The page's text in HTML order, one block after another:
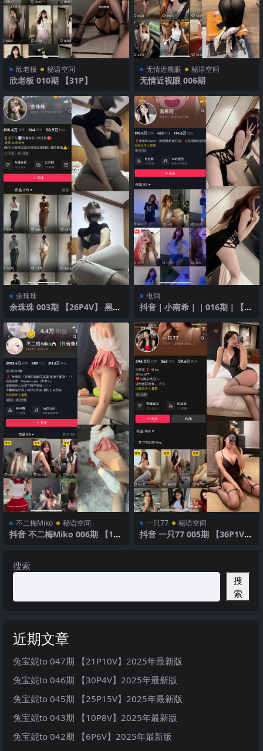
欣老板 秘语空间
欣老板 010期 【31P】
无情近视眼 秘语空间
无情近视眼 006期
余珠珠
余珠珠 003期 【26P4V】 黑色
电鸽
抖音｜小南希｜｜016期｜【5
不二梅Miko 秘语空间
抖音 不二梅Miko 006期 【18
一只77 秘语空间
抖音 一只77 005期 【36P1V】
搜索
搜
索
近期文章
兔宝妮to 047期 【21P10V】2025年最新版
兔宝妮to 046期 【30P4V】2025年最新版
兔宝妮to 045期 【25P15V】2025年最新版
兔宝妮to 043期 【10P8V】2025年最新版
兔宝妮to 042期 【6P6V】2025年最新版